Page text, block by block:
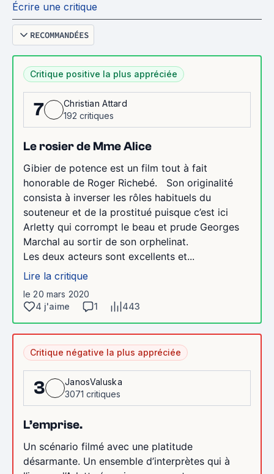
Écrire une critique
RECOMMANDÉES
Critique positive la plus appréciée
7
Christian Attard
192 critiques
Le rosier de Mme Alice
Gibier de potence est un film tout à fait
honorable de Roger Richebé. Son originalité
consista à inverser les rôles habituels du
souteneur et de la prostitué puisque c’est ici
Arletty qui corrompt le beau et prude Georges
Marchal au sortir de son orphelinat.
Les deux acteurs sont excellents et...
Lire la critique
le 20 mars 2020
4 j'aime
1 443
Critique négative la plus appréciée
3
JanosValuska
3071 critiques
L’emprise.
Un scénario filmé avec une platitude
désarmante. Un ensemble d’interprètes qui à